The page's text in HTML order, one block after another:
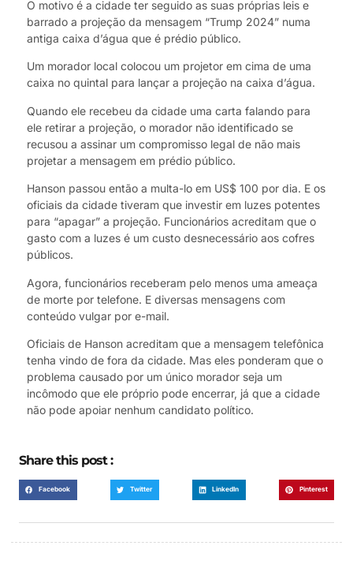
O motivo é a cidade ter seguido as suas próprias leis e
barrado a projeção da mensagem “Trump 2024” numa
antiga caixa d’água que é prédio público.
Um morador local colocou um projetor em cima de uma
caixa no quintal para lançar a projeção na caixa d’água.
Quando ele recebeu da cidade uma carta falando para
ele retirar a projeção, o morador não identificado se
recusou a assinar um compromisso legal de não mais
projetar a mensagem em prédio público.
Hanson passou então a multa-lo em US$ 100 por dia. E os
oficiais da cidade tiveram que investir em luzes potentes
para “apagar” a projeção. Funcionários acreditam que o
gasto com a luzes é um custo desnecessário aos cofres
públicos.
Agora, funcionários receberam pelo menos uma ameaça
de morte por telefone. E diversas mensagens com
conteúdo vulgar por e-mail.
Oficiais de Hanson acreditam que a mensagem telefônica
tenha vindo de fora da cidade. Mas eles ponderam que o
problema causado por um único morador seja um
incômodo que ele próprio pode encerrar, já que a cidade
não pode apoiar nenhum candidato político.
Share this post :
Facebook Twitter LinkedIn Pinterest